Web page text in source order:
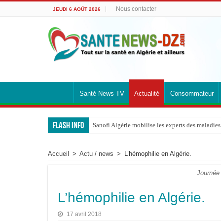
JEUDI 6 AOÛT 2026 Nous contacter
Santé News TV Actualité Consommateur
Flash info Sanofi Algérie mobilise les experts des
Maladie de Pompe : le Pr Dammene appelle à
Maladie de Pompe : les experts alertent sur
Pr Nouioua alerte sur les signes respiratoires qui
Accueil > Actu / news > L’hémophilie en Algérie.
Journée
L’hémophilie en Algérie.
17 avril 2018